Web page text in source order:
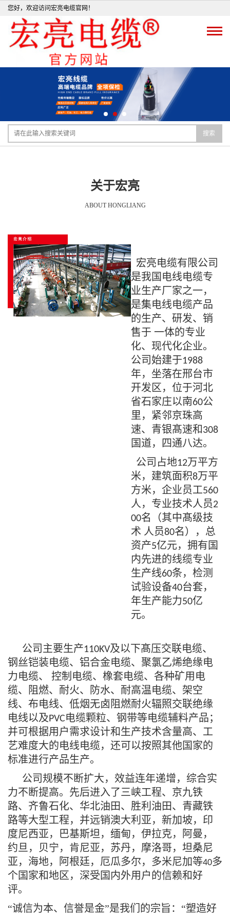
您好，欢迎访问宏亮电缆官网！
搜索
关于宏亮
ABOUT HONGLIANG
宏亮电缆有限公司
是我国电线电缆专
业生产厂家之一，
是集电线电缆产品
的生产、研发、销
售于 一体的专业
化、现代化企业。
公司始建于1988
年，坐落在邢台市
开发区，位于河北
省石家庄以南60公
里，紧邻京珠高
速、青银髙速和 308
国道，四通八达。
公司占地12万平方
米，建筑面积8万平
方米，企业员工560
人，专业技术人员 2
00名（其中髙级技
术 人员80名），总
资产5亿元，拥有国
内先进的线缆专业
生产线60条，检测
试验设备40台套，
年生产能力50亿
元。
公司主要生产110KV及以下髙压交联电缆、
钢丝铠装电缆、铝合金电缆、聚氯乙烯绝缘电
力电缆、 控制电缆、橡套电缆、各种矿用电
缆、阻燃、耐火、防水、耐高温电缆、架空
线、布电线、低烟无卤阻燃耐火辐照交联绝缘
电线以及PVC电缆颗粒、钢带等电缆辅料产品；
并可根据用户需求设计和生产技术含量高、工
艺难度大的电线电缆，还可以按照其他国家的
标准进行产品生产。
公司规模不断扩大，效益连年递增，综合实
力不断提高。先后进入了三峡工程、京九铁
路、齐鲁石化、华北油田、胜利油田、青藏铁
路等大型工程，并远销澳大利亚，新加坡，印
度尼西亚，巴基斯坦，缅甸，伊拉克，阿曼，
约旦，贝宁，肯尼亚，苏丹，摩洛哥，坦桑尼
亚，海地，阿根廷，厄瓜多尔，多米尼加等40多
个国家和地区，深受国内外用户的信赖和好
评。
“诚信为本、信誉是金”是我们的宗旨：“塑造好